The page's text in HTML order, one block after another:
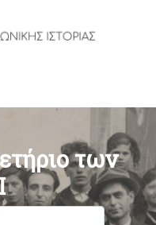
των